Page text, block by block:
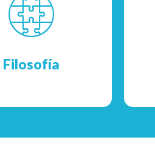
Filosofía
debe existir un balance y
equilibrio y bienestar son
que generan resultados